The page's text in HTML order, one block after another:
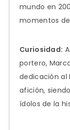
mundo en
momentos
Curiosidad:
portero,
dedicación al
afición,
ídolos de la